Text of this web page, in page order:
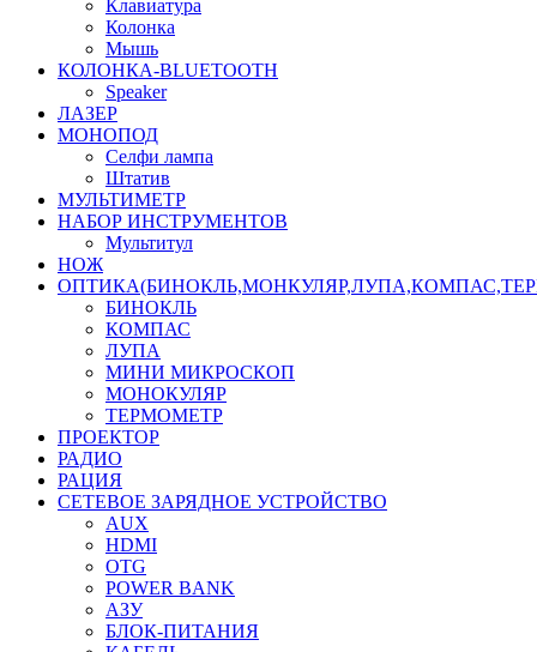
Клавиатура
Колонка
Мышь
КОЛОНКА-BLUETOOTH
Speaker
ЛАЗЕР
МОНОПОД
Селфи лампа
Штатив
МУЛЬТИМЕТР
НАБОР ИНСТРУМЕНТОВ
Мультитул
НОЖ
БИНОКЛЬ
КОМПАС
ЛУПА
МИНИ МИКРОСКОП
МОНОКУЛЯР
ТЕРМОМЕТР
ПРОЕКТОР
РАДИО
РАЦИЯ
СЕТЕВОЕ ЗАРЯДНОЕ УСТРОЙСТВО
AUX
HDMI
OTG
POWER BANK
АЗУ
БЛОК-ПИТАНИЯ